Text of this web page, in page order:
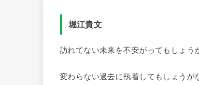
堀江貴文
訪れてない未来を不安がってもしょう
変わらない過去に執着してもしょうが